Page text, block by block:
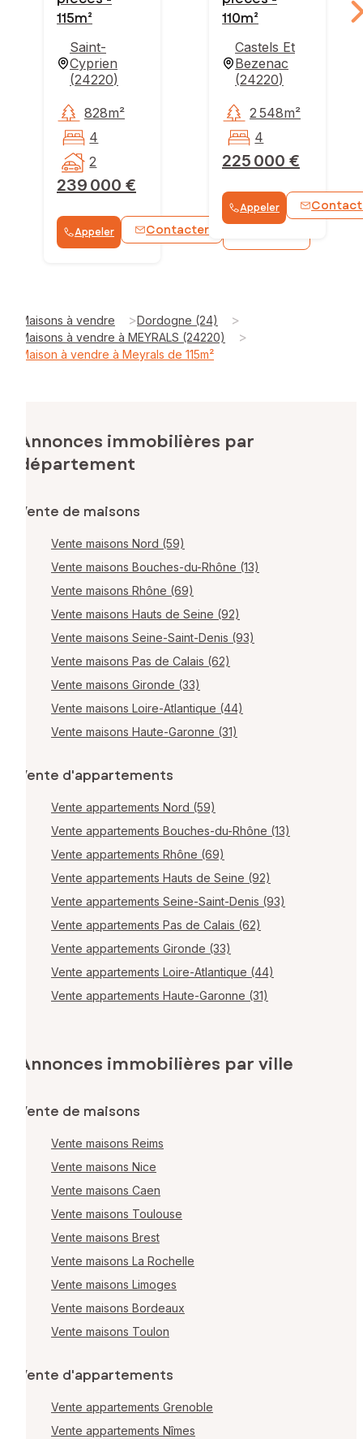
115m²
Saint-
Cyprien
(24220)
239 000 €
828m²
4
2
Appeler Contacter
110m²
Castels Et
Bezenac
(24220)
225 000 €
2 548m²
4
Appeler
Maisons à vendre >Dordogne (24) >
Maisons à vendre à MEYRALS (24220) >
Maison à vendre à Meyrals de 115m²
Annonces immobilières par
département
Vente de maisons
Vente maisons Nord (59)
Vente maisons Bouches-du-Rhône (13)
Vente maisons Rhône (69)
Vente maisons Hauts de Seine (92)
Vente maisons Seine-Saint-Denis (93)
Vente maisons Pas de Calais (62)
Vente maisons Gironde (33)
Vente maisons Loire-Atlantique (44)
Vente maisons Haute-Garonne (31)
Vente d'appartements
Vente appartements Nord (59)
Vente appartements Bouches-du-Rhône (13)
Vente appartements Rhône (69)
Vente appartements Hauts de Seine (92)
Vente appartements Seine-Saint-Denis (93)
Vente appartements Pas de Calais (62)
Vente appartements Gironde (33)
Vente appartements Loire-Atlantique (44)
Vente appartements Haute-Garonne (31)
Annonces immobilières par ville
Vente de maisons
Vente maisons Reims
Vente maisons Nice
Vente maisons Caen
Vente maisons Toulouse
Vente maisons Brest
Vente maisons La Rochelle
Vente maisons Limoges
Vente maisons Bordeaux
Vente maisons Toulon
Vente d'appartements
Vente appartements Grenoble
Vente appartements Nîmes